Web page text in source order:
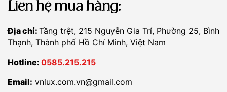
Liên hệ mua hàng:
Địa chỉ: Tầng trệt, 215 Nguyễn Gia Trí, Phường 25, Bình
Thạnh, Thành phố Hồ Chí Minh, Việt Nam
Hotline: 0585.215.215
Email: vnlux.com.vn@gmail.com